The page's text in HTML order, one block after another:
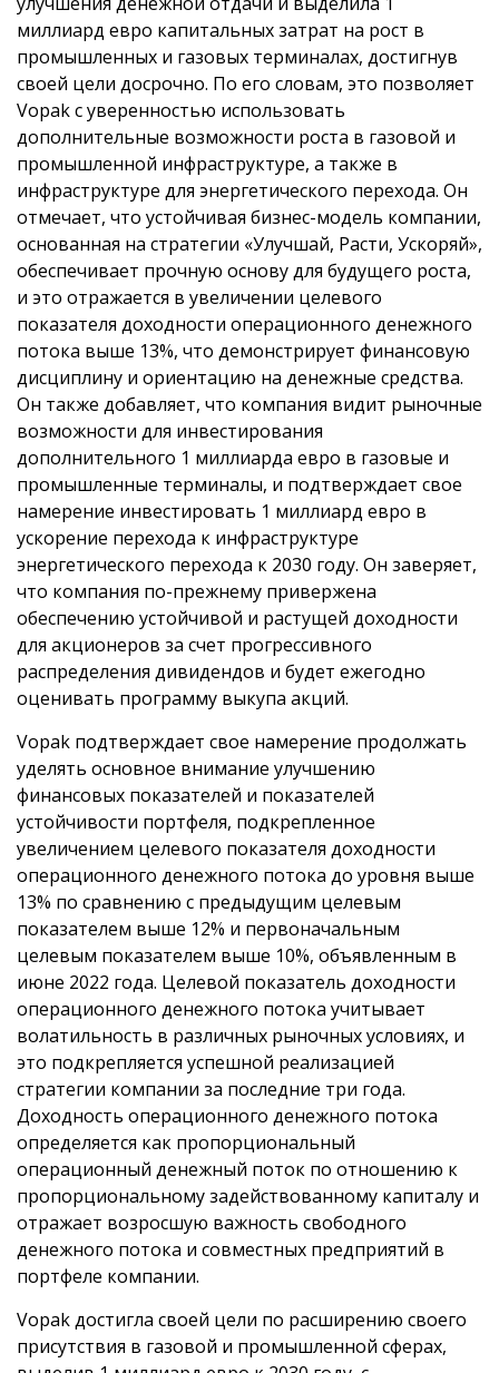
миллиард евро капитальных затрат на рост в
промышленных и газовых терминалах, достигнув
своей цели досрочно. По его словам, это позволяет
Vopak с уверенностью использовать
дополнительные возможности роста в газовой и
промышленной инфраструктуре, а также в
инфраструктуре для энергетического перехода. Он
отмечает, что устойчивая бизнес-модель компании,
основанная на стратегии «Улучшай, Расти, Ускоряй»,
обеспечивает прочную основу для будущего роста,
и это отражается в увеличении целевого
показателя доходности операционного денежного
потока выше 13%, что демонстрирует финансовую
дисциплину и ориентацию на денежные средства.
Он также добавляет, что компания видит рыночные
возможности для инвестирования
дополнительного 1 миллиарда евро в газовые и
промышленные терминалы, и подтверждает свое
намерение инвестировать 1 миллиард евро в
ускорение перехода к инфраструктуре
энергетического перехода к 2030 году. Он заверяет,
что компания по-прежнему привержена
обеспечению устойчивой и растущей доходности
для акционеров за счет прогрессивного
распределения дивидендов и будет ежегодно
оценивать программу выкупа акций.
Vopak подтверждает свое намерение продолжать
уделять основное внимание улучшению
финансовых показателей и показателей
устойчивости портфеля, подкрепленное
увеличением целевого показателя доходности
операционного денежного потока до уровня выше
13% по сравнению с предыдущим целевым
показателем выше 12% и первоначальным
целевым показателем выше 10%, объявленным в
июне 2022 года. Целевой показатель доходности
операционного денежного потока учитывает
волатильность в различных рыночных условиях, и
это подкрепляется успешной реализацией
стратегии компании за последние три года.
Доходность операционного денежного потока
определяется как пропорциональный
операционный денежный поток по отношению к
пропорциональному задействованному капиталу и
отражает возросшую важность свободного
денежного потока и совместных предприятий в
портфеле компании.
Vopak достигла своей цели по расширению своего
присутствия в газовой и промышленной сферах,